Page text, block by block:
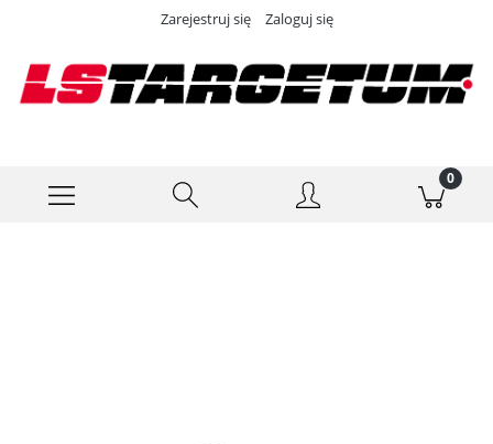
Zarejestruj się Zaloguj się